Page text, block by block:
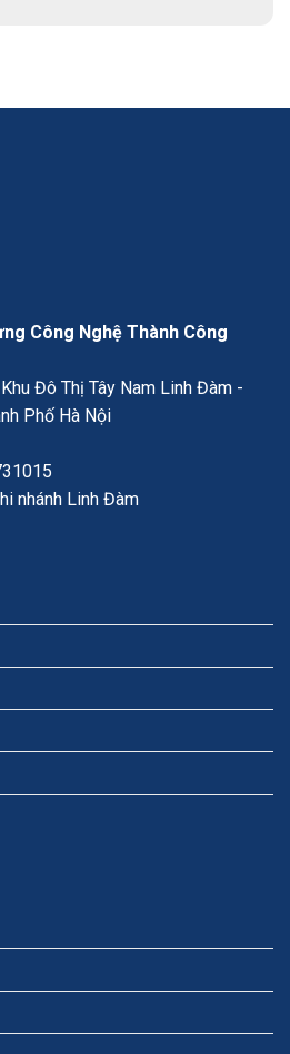
Công Nghệ Thành Công
Đô Thị Tây Nam Linh Đàm -
Phố Hà Nội
nhánh Linh Đàm